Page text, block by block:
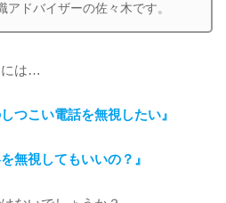
アドバイザーの佐々木です。
には…
つこい電話を無視したい 』
無視してもいいの？』